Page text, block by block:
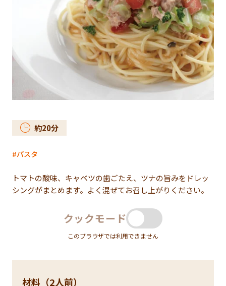
約20分
パスタ
トマトの酸味、キャベツの歯ごたえ、ツナの旨みをドレッ
シングがまとめます。よく混ぜてお召し上がりください。
クックモード
このブラウザでは利用できません
材料（2人前）